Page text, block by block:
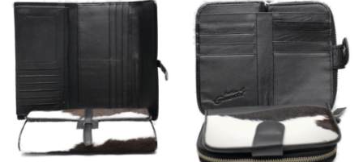
Zur Wunschliste hinzufügen
Zur Vergleichsliste hinzufügen